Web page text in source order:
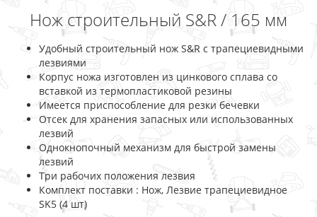
Нож строительный S&R / 165 мм
Удобный строительный нож S&R с трапециевидными
лезвиями
Корпус ножа изготовлен из цинкового сплава со
вставкой из термопластиковой резины
Имеется приспособление для резки бечевки
Отсек для хранения запасных или использованных
лезвий
Однокнопочный механизм для быстрой замены
лезвий
Три рабочих положения лезвия
Комплект поставки : Нож, Лезвие трапециевидное
SK5 (4 шт)